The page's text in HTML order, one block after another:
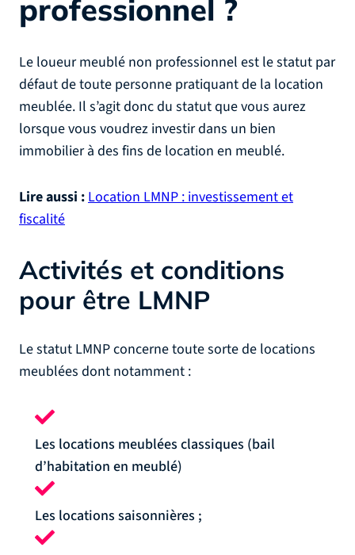
professionnel ?
Le loueur meublé non professionnel est le statut par
défaut de toute personne pratiquant de la location
meublée. Il s’agit donc du statut que vous aurez
lorsque vous voudrez investir dans un bien
immobilier à des fins de location en meublé.
Lire aussi :Location LMNP : investissement et
fiscalité
Activités et conditions
pour être LMNP
Le statut LMNP concerne toute sorte de locations
meublées dont notamment :
Les locations meublées classiques (bail
d’habitation en meublé)
Les locations saisonnières ;